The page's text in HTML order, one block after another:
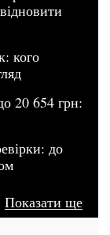
кого
20 654 грн:
до
Показати ще